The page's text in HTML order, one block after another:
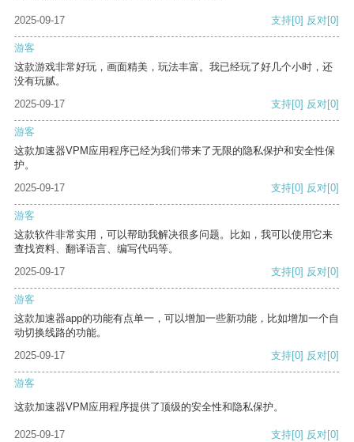
2025-09-17 支持[0] 反对[0]
游客
这款游戏非常好玩，画面精美，玩法丰富。我已经玩了好几个小时，还
没有玩腻。
2025-09-17
支持[0] 反对[0]
游客
这款加速器VPM应用程序已经为我们带来了无限的隐私保护和安全性保
护。
2025-09-17
支持[0] 反对[0]
游客
这款软件非常实用，可以帮助我解决很多问题。比如，我可以使用它来
查找资料、翻译语言、编写代码等。
2025-09-17
支持[0] 反对[0]
游客
这款加速器app的功能有点单一，可以增加一些新功能，比如增加一个自
动切换线路的功能。
2025-09-17
支持[0] 反对[0]
游客
这款加速器VPM应用程序提供了顶级的安全性和隐私保护。
2025-09-17 支持[0] 反对[0]